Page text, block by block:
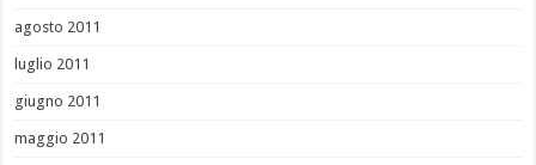
agosto 2011
luglio 2011
giugno 2011
maggio 2011